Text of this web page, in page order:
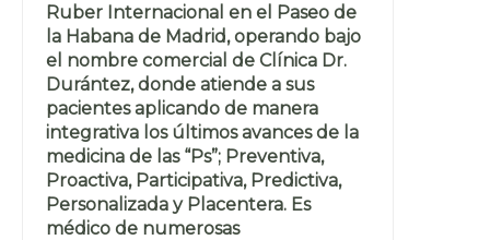
Ruber Internacional en el Paseo de
la Habana de Madrid, operando bajo
el nombre comercial de Clínica Dr.
Durántez, donde atiende a sus
pacientes aplicando de manera
integrativa los últimos avances de la
medicina de las “Ps”; Preventiva,
Proactiva, Participativa, Predictiva,
Personalizada y Placentera. Es
médico de numerosas